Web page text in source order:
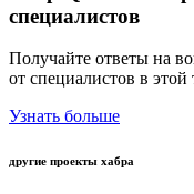
специалистов
Получайте ответы на
от специалистов в этой
Узнать больше
другие проекты хабра